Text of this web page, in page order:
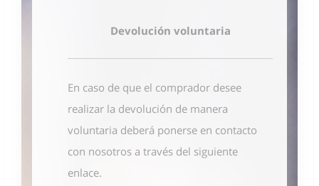
Devolución voluntaria
En caso de que el comprador desee
realizar la devolución de manera
voluntaria deberá ponerse en contacto
con nosotros a través del siguiente
enlace.